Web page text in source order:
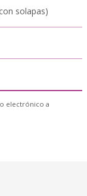
solapas)
electrónico a